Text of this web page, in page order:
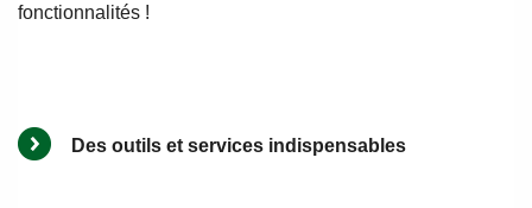
fonctionnalités !
Des outils et services indispensables